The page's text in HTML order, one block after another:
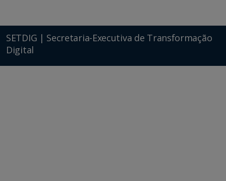
SETDIG | Secretaria-Executiva de Transformação
Digital